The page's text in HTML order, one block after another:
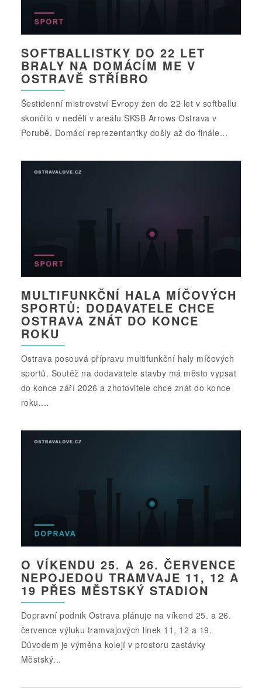
SOFTBALLISTKY DO 22 LET
BRALY NA DOMÁCÍM ME V
OSTRAVĚ STŘÍBRO
Šestidenní mistrovství Evropy žen do 22 let v softballu
skončilo v neděli v areálu SKSB Arrows Ostrava v
Porubě. Domácí reprezentantky došly až do finále...
MULTIFUNKČNÍ HALA MÍČOVÝCH
SPORTŮ: DODAVATELE CHCE
OSTRAVA ZNÁT DO KONCE
ROKU
Ostrava posouvá přípravu multifunkční haly míčových
sportů. Soutěž na dodavatele stavby má město vypsat
do konce září 2026 a zhotovitele chce znát do konce
roku....
O VÍKENDU 25. A 26. ČERVENCE
NEPOJEDOU TRAMVAJE 11, 12 A
19 PŘES MĚSTSKÝ STADION
Dopravní podnik Ostrava plánuje na víkend 25. a 26.
července výluku tramvajových linek 11, 12 a 19.
Důvodem je výměna kolejí v prostoru zastávky
Městský...